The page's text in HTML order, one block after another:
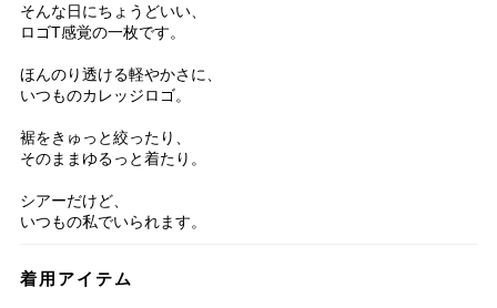
そんな日にちょうどいい、
ロゴT感覚の一枚です。
ほんのり透ける軽やかさに、
いつものカレッジロゴ。
裾をきゅっと絞ったり、
そのままゆるっと着たり。
シアーだけど、
いつもの私でいられます。
着用アイテム